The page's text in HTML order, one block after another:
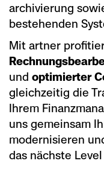
archivierung
bestehenden
Mit artner
und optimierter
gleichzeitig die
Ihrem
uns gemeinsam
modernisieren
das nächste